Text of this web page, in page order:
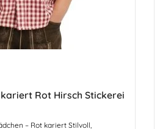
Rot Hirsch Stickerei
– Rot kariert Stilvoll,